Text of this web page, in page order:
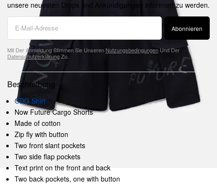
unsere neuesten Drops und Ankündigungen informiert zu werden.
Abonnieren
Mit Der Anmeldung Stimmen Sie UnserenNutzungsbedingungen Und Der
DatenschutzerklärungZu.
Beschreibung
CDG Shirt
Now Future Cargo Shorts
Made of cotton
Zip fly with button
Two front slant pockets
Two side flap pockets
Text print on the front and back
Two back pockets, one with button